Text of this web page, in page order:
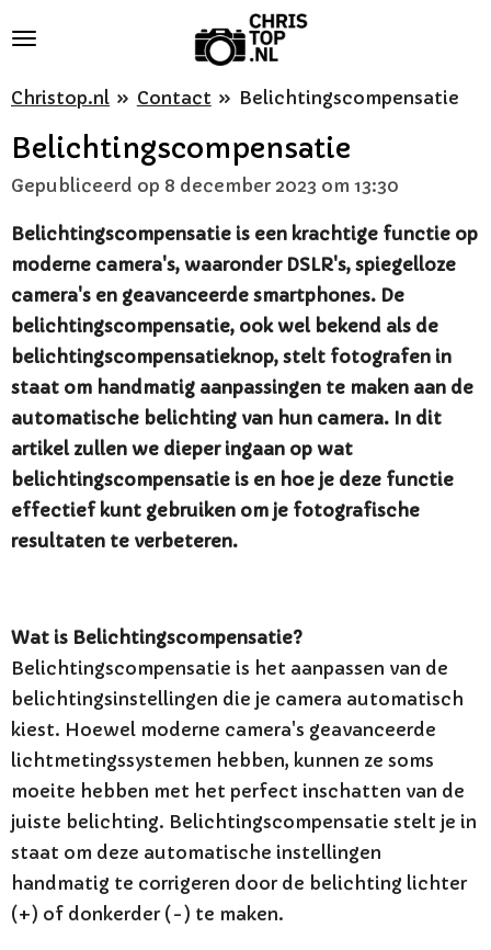
naar
hoofdinhoud
Christop.nl » Contact » Belichtingscompensatie
Belichtingscompensatie
Gepubliceerd op 8 december 2023 om 13:30
Belichtingscompensatie is een krachtige functie op
moderne camera's, waaronder DSLR's, spiegelloze
camera's en geavanceerde smartphones. De
belichtingscompensatie, ook wel bekend als de
belichtingscompensatieknop, stelt fotografen in
staat om handmatig aanpassingen te maken aan de
automatische belichting van hun camera. In dit
artikel zullen we dieper ingaan op wat
belichtingscompensatie is en hoe je deze functie
effectief kunt gebruiken om je fotografische
resultaten te verbeteren.
Wat is Belichtingscompensatie?
Belichtingscompensatie is het aanpassen van de
belichtingsinstellingen die je camera automatisch
kiest. Hoewel moderne camera's geavanceerde
lichtmetingssystemen hebben, kunnen ze soms
moeite hebben met het perfect inschatten van de
juiste belichting. Belichtingscompensatie stelt je in
staat om deze automatische instellingen
handmatig te corrigeren door de belichting lichter
(+) of donkerder (-) te maken.